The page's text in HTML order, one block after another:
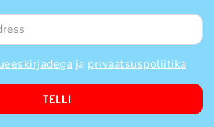
ja privaatsuspoliitika
TELLI